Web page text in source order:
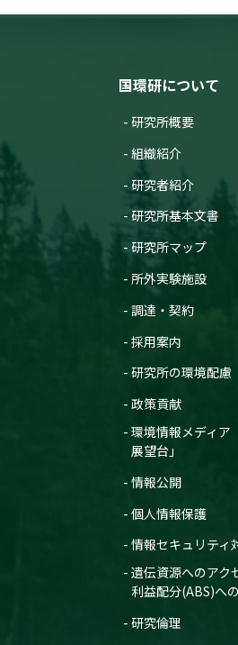
国環研について
研究所概要
組織紹介
研究者紹介
研究所基本文書
研究所マップ
所外実験施設
調達・契約
採用案内
研究所の環境配慮
政策貢献
環境情報メディア
展望台」
情報公開
個人情報保護
情報セキュリティ
遺伝資源へのアク
利益配分(ABS)へ
研究倫理